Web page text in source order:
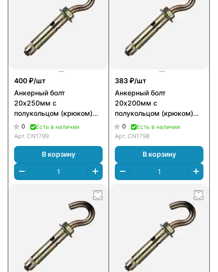
400 ₽/шт
Анкерный болт
20х250мм с
полукольцом (крюком)
двухраспорный А_Б_ПК2
0
Есть в наличии
Арт. CN1799
В корзину
383 ₽/шт
Анкерный болт
20х200мм с
полукольцом (крюком)
двухраспорный А_Б_ПК2
0
Есть в наличии
Арт. CN1798
В корзину